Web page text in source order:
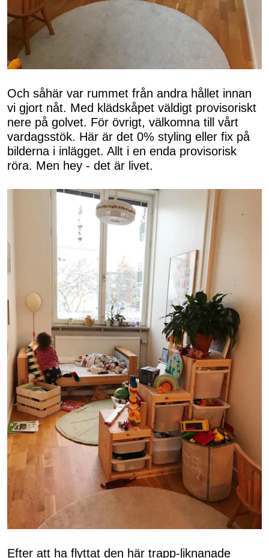
Och såhär var rummet från andra hållet innan
vi gjort nåt. Med klädskåpet väldigt provisoriskt
nere på golvet. För övrigt, välkomna till vårt
vardagsstök. Här är det 0% styling eller fix på
bilderna i inlägget. Allt i en enda provisorisk
röra. Men hey - det är livet.
Efter att ha flyttat den här trapp-liknanade